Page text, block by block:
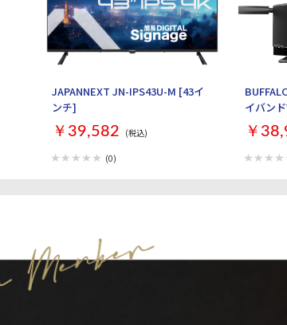
JAPANNEXT JN-IPS43U-M [43イ
ンチ]
￥39,582 (税込)
(0)
イバン
ック]
￥